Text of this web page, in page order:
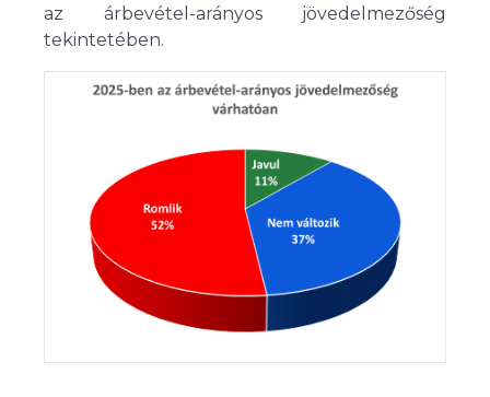
az árbevétel-arányos jövedelmezőség
tekintetében.